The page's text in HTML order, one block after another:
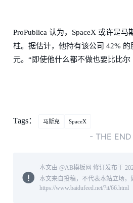
ProPublica 认为，SpaceX 或许是
柱。据估计，他持有该公司 42%
元。“即使他什么都不做也要比比尔
Tags： 马斯克 SpaceX
- THE
本文由 @AB模板网 修订发布于
本文来自投稿，不代表本站立场，
https://www.baidufeed.net/?it/66.html